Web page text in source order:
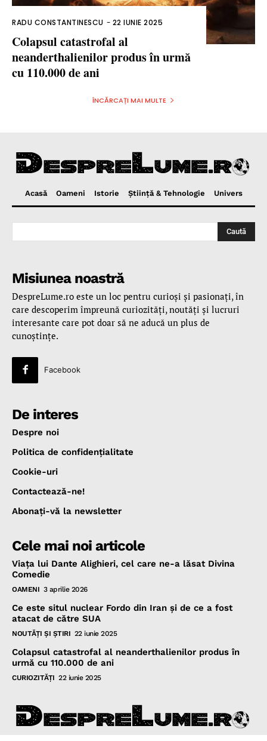
RADU CONSTANTINESCU - 22 IUNIE 2025
Colapsul catastrofal al
neanderthalienilor produs în urmă
cu 110.000 de ani
ÎNCĂRCAȚI MAI MULTE
Acasă Oameni Istorie Ştiinţă & Tehnologie Univers
Caută
Misiunea noastră
DespreLume.ro este un loc pentru curioşi şi pasionaţi, în
care descoperim împreună curiozităţi, noutăţi şi lucruri
interesante care pot doar să ne aducă un plus de
cunoştinţe.
Facebook
De interes
Despre noi
Politica de confidenţialitate
Cookie-uri
Contactează-ne!
Abonaţi-vă la newsletter
Cele mai noi articole
Viața lui Dante Alighieri, cel care ne-a lăsat Divina
Comedie
OAMENI 3 aprilie 2026
Ce este situl nuclear Fordo din Iran și de ce a fost
atacat de către SUA
NOUTĂŢI ŞI ŞTIRI 22 iunie 2025
Colapsul catastrofal al neanderthalienilor produs în
urmă cu 110.000 de ani
CURIOZITĂŢI 22 iunie 2025